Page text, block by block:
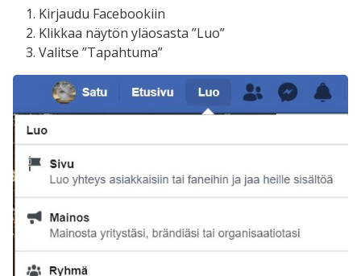
Kirjaudu Facebookiin
Klikkaa näytön yläosasta ”Luo”
Valitse ”Tapahtuma”